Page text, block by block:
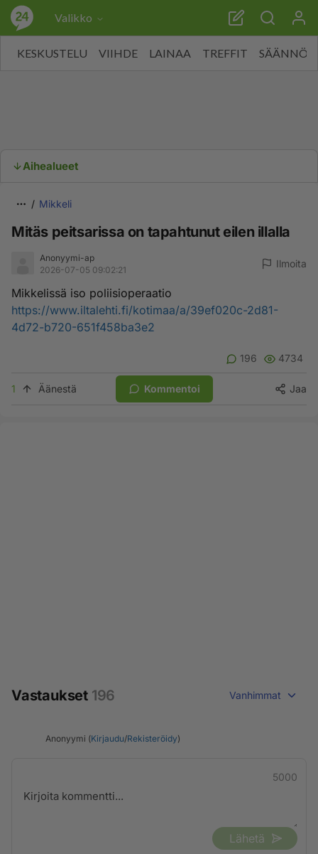
Valikko
KESKUSTELU VIIHDE LAINAA TREFFIT SÄÄNNÖT
Aihealueet
Mikkeli
Mitäs peitsarissa on tapahtunut eilen illalla
Anonyymi-ap
2026-07-05 09:02:21
Ilmoita
Mikkelissä iso poliisioperaatio
https://www.iltalehti.fi/kotimaa/a/39ef020c-2d81-
4d72-b720-651f458ba3e2
196 4734
1 Äänestä Kommentoi Jaa
Vastaukset 196 Vanhimmat
Anonyymi (Kirjaudu/Rekisteröidy)
5000
Lähetä